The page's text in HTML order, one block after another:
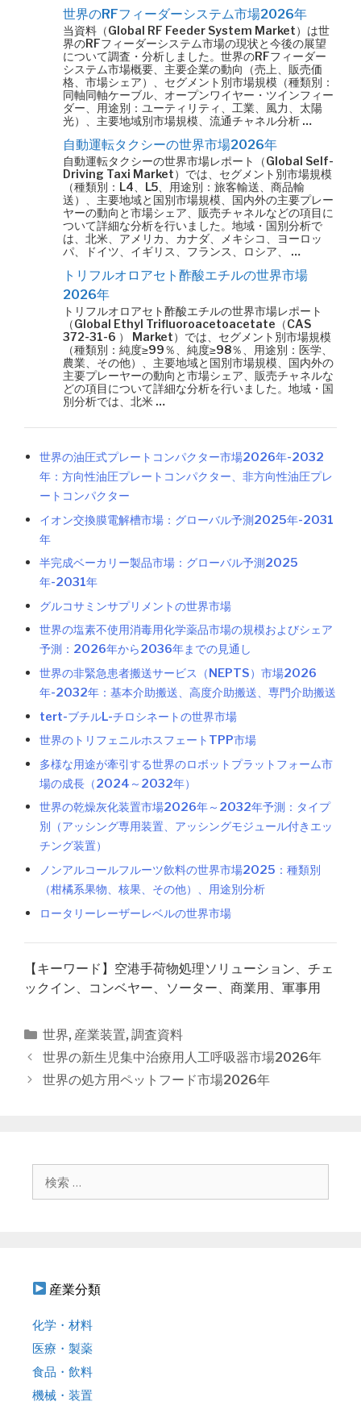
世界のRFフィーダーシステム市場2026年
当資料（Global RF Feeder System Market）は世
界のRFフィーダーシステム市場の現状と今後の展望
について調査・分析しました。世界のRFフィーダー
システム市場概要、主要企業の動向（売上、販売価
格、市場シェア）、セグメント別市場規模（種類別：
同軸同軸ケーブル、オープンワイヤー・ツインフィー
ダー、用途別：ユーティリティ、工業、風力、太陽
光）、主要地域別市場規模、流通チャネル分析 …
自動運転タクシーの世界市場2026年
自動運転タクシーの世界市場レポート（Global Self-
Driving Taxi Market）では、セグメント別市場規模
（種類別：L4、L5、用途別：旅客輸送、商品輸
送）、主要地域と国別市場規模、国内外の主要プレー
ヤーの動向と市場シェア、販売チャネルなどの項目に
ついて詳細な分析を行いました。地域・国別分析で
は、北米、アメリカ、カナダ、メキシコ、ヨーロッ
パ、ドイツ、イギリス、フランス、ロシア、 …
トリフルオロアセト酢酸エチルの世界市場
2026年
トリフルオロアセト酢酸エチルの世界市場レポート
（Global Ethyl Trifluoroacetoacetate（CAS
372-31-6 ） Market）では、セグメント別市場規模
（種類別：純度≥99％、純度≥98％、用途別：医学、
農業、その他）、主要地域と国別市場規模、国内外の
主要プレーヤーの動向と市場シェア、販売チャネルな
どの項目について詳細な分析を行いました。地域・国
別分析では、北米 …
世界の油圧式プレートコンパクター市場2026年-2032
年：方向性油圧プレートコンパクター、非方向性油圧プレ
ートコンパクター
イオン交換膜電解槽市場：グローバル予測2025年-2031
年
半完成ベーカリー製品市場：グローバル予測2025
年-2031年
グルコサミンサプリメントの世界市場
世界の塩素不使用消毒用化学薬品市場の規模およびシェア
予測：2026年から2036年までの見通し
世界の非緊急患者搬送サービス（NEPTS）市場2026
年-2032年：基本介助搬送、高度介助搬送、専門介助搬送
tert-ブチルL-チロシネートの世界市場
世界のトリフェニルホスフェートTPP市場
多様な用途が牽引する世界のロボットプラットフォーム市
場の成長（2024～2032年）
世界の乾燥灰化装置市場2026年～2032年予測：タイプ
別（アッシング専用装置、アッシングモジュール付きエッ
チング装置）
ノンアルコールフルーツ飲料の世界市場2025：種類別
（柑橘系果物、核果、その他）、用途別分析
ロータリーレーザーレベルの世界市場
【キーワード】空港手荷物処理ソリューション、チェ
ックイン、コンベヤー、ソーター、商業用、軍事用
カ
テ
ゴ
世界, 産業装置, 調査資料
投
稿
世界の新生児集中治療用人工呼吸器市場2026年
世界の処方用ペットフード市場2026年
産業分類
化学・材料
医療・製薬
食品・飲料
機械・装置